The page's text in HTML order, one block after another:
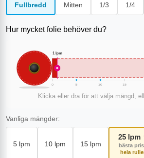
Fullbredd Mitten 1/3 1/4
Hur mycket folie behöver du?
1 lpm
0 5 10 15
Klicka eller dra för att välja mängd,
Vanliga mängder:
5 lpm 10 lpm 15 lpm
25 lpm
bästa
hela